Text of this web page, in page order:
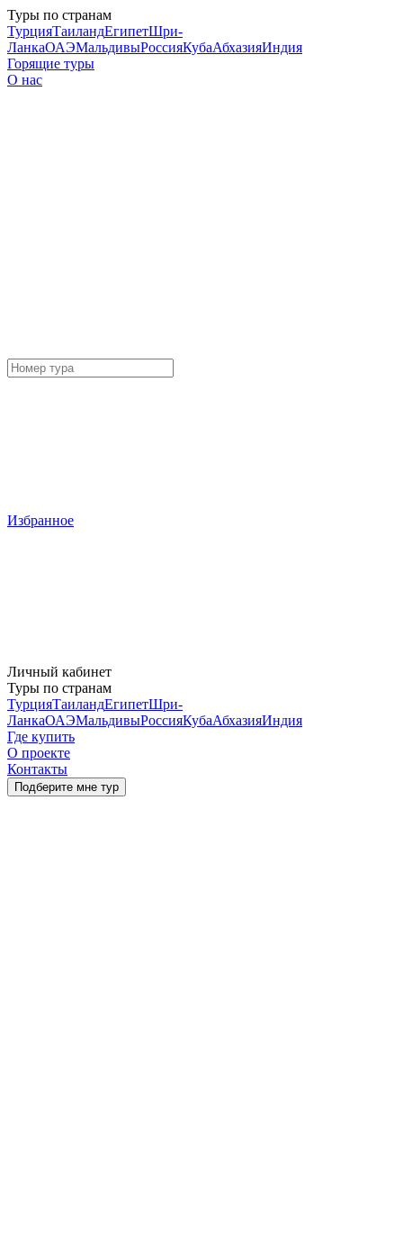
Туры по странам
ТурцияТаиландЕгипетШри-
ЛанкаОАЭМальдивыРоссияКубаАбхазияИндия
Горящие туры
О нас
Избранное
Личный кабинет
Туры по странам
ТурцияТаиландЕгипетШри-
ЛанкаОАЭМальдивыРоссияКубаАбхазияИндия
Где купить
О проекте
Контакты
Подберите мне тур